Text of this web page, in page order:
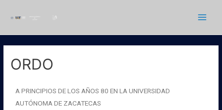
ORDO
A PRINCIPIOS DE LOS AÑOS 80 EN LA UNIVERSIDAD
AUTÓNOMA DE ZACATECAS